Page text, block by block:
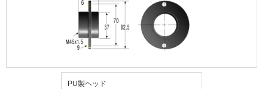
PU製ヘッド